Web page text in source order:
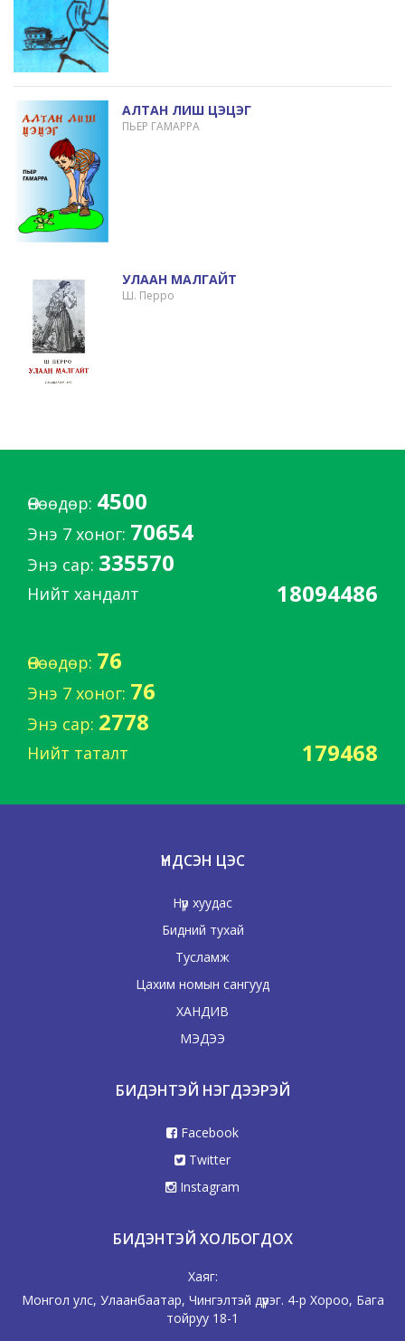
АЛТАН ЛИШ ЦЭЦЭГ
ПЬЕР ГАМАРРА
УЛААН МАЛГАЙТ
Ш. Перро
Өнөөдөр: 4500
Энэ 7 хоног: 70654
Энэ сар: 335570
Нийт хандалт 18094486
Өнөөдөр: 76
Энэ 7 хоног: 76
Энэ сар: 2778
Нийт таталт 179468
ҮНДСЭН ЦЭС
Нүүр хуудас
Бидний тухай
Тусламж
Цахим номын сангууд
ХАНДИВ
МЭДЭЭ
БИДЭНТЭЙ НЭГДЭЭРЭЙ
Facebook
Twitter
Instagram
БИДЭНТЭЙ ХОЛБОГДОХ
Хаяг:
Монгол улс, Улаанбаатар, Чингэлтэй дүүрэг. 4-р Хороо, Бага
тойруу 18-1